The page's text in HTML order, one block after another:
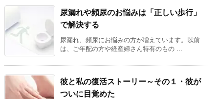
尿漏れや頻尿のお悩みは「正しい歩行」
で解決する
尿漏れ、頻尿にお悩みの方が増えています。以前
は、ご年配の方や経産婦さん特有のもの ...
彼と私の復活ストーリー～その１・彼が
ついに目覚めた